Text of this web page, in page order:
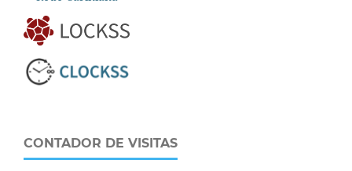
CONTADOR DE VISITAS